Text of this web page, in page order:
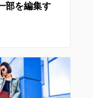
部を編集す